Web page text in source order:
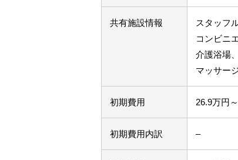
共有施設情報
スタッフ
コンビニ
介護浴場
マッサー
初期費用 26.9万円～
初期費用内訳 –